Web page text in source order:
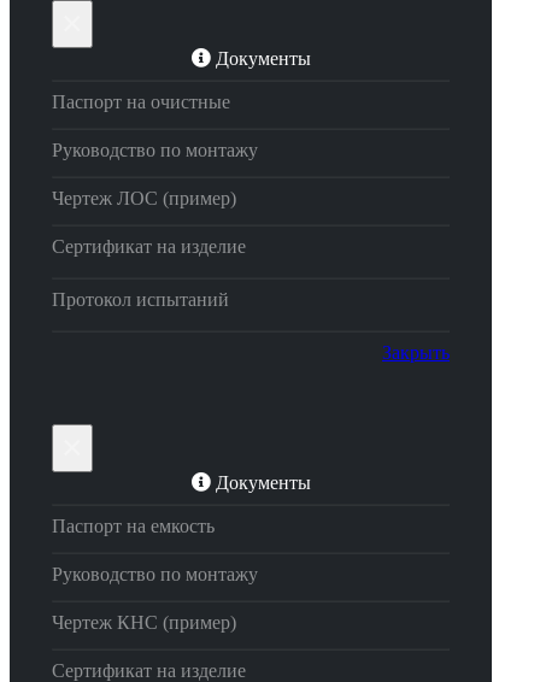
Документы
Паспорт на очистные
Руководство по монтажу
Чертеж ЛОС (пример)
Сертификат на изделие
Протокол испытаний
Закрыть
Документы
Паспорт на емкость
Руководство по монтажу
Чертеж КНС (пример)
Сертификат на изделие